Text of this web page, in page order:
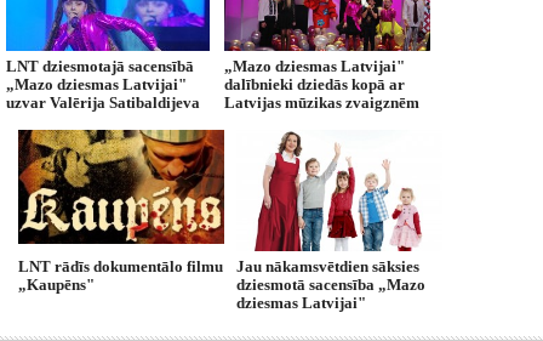
LNT dziesmotajā sacensībā
„Mazo dziesmas Latvijai"
uzvar Valērija Satibaldijeva
„Mazo dziesmas Latvijai"
dalībnieki dziedās kopā ar
Latvijas mūzikas zvaigznēm
LNT rādīs dokumentālo filmu
„Kaupēns"
Jau nākamsvētdien sāksies
dziesmotā sacensība „Mazo
dziesmas Latvijai"